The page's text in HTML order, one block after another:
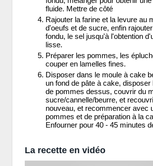
fluide. Mettre de côté
Rajouter la farine et la levure au
d'oeufs et de sucre, enfin
fondu, le sel jusqu'à l'obtention
lisse.
Préparer les pommes, les
couper en lamelles fines.
Disposer dans le moule à cake
un fond de pâte à cake,
de pommes dessus, couvrir du
sucre/cannelle/beurre, et
nouveau, et recommencer avec
pommes et de préparation à la
Enfourner pour 40 - 45 minutes
La recette en vidéo